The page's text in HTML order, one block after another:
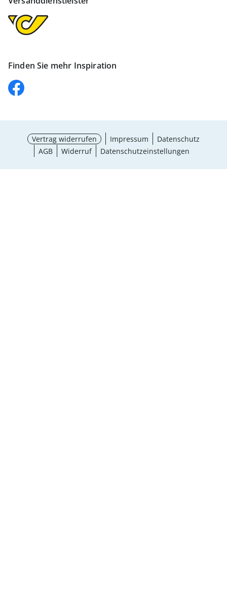
Finden Sie mehr Inspiration
Vertrag widerrufen Impressum
Datenschutz
AGB
Widerruf Datenschutzeinstellungen